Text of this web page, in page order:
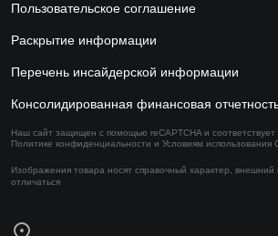
Пользовательское соглашение
Раскрытие информации
Перечень инсайдерской информации
Консолидированная финансовая
Наш сайт защищен с помощью reCAPTCHA и соответствует
Политике конфиденциальности и Условиям использования
Изображения товара носят справочный характер, внешний
отличаться